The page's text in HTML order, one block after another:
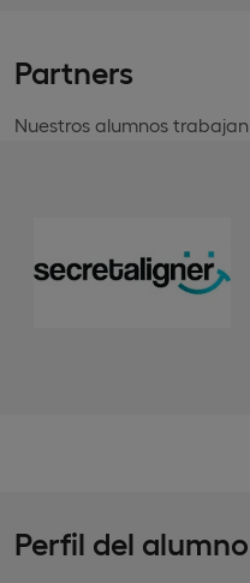
Partners
Nuestros alumnos
Perfil del alumno